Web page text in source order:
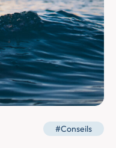
#Conseils